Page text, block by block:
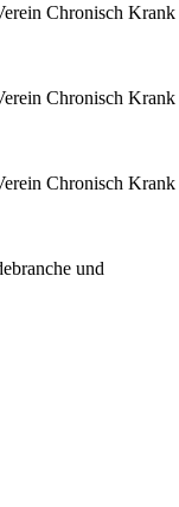
Chronisch Krank
Chronisch Krank
Chronisch Krank
und